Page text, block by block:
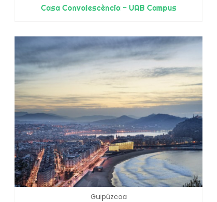
Casa Convalescència - UAB Campus
Guipúzcoa